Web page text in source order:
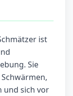
ist
Sie
und sich vor